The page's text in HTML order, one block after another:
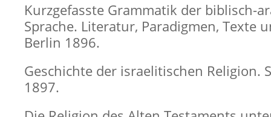
Kurzgefasste Grammatik der biblisch-
Sprache. Literatur, Paradigmen, Texte
Berlin 1896.
Geschichte der israelitischen Religion.
1897.